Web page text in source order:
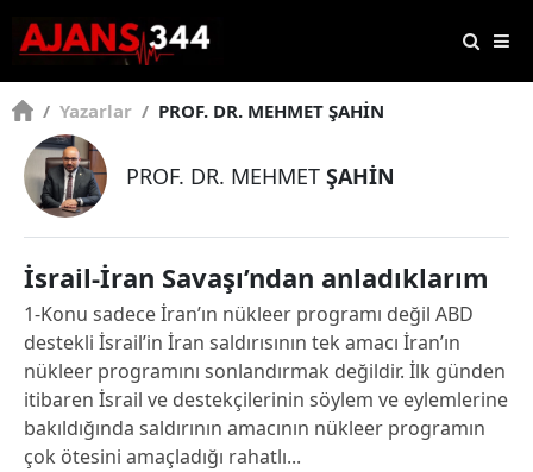
/ Yazarlar / PROF. DR. MEHMET ŞAHİN
PROF. DR. MEHMET ŞAHİN
İsrail-İran Savaşı’ndan anladıklarım
1-Konu sadece İran’ın nükleer programı değil ABD
destekli İsrail’in İran saldırısının tek amacı İran’ın
nükleer programını sonlandırmak değildir. İlk günden
itibaren İsrail ve destekçilerinin söylem ve eylemlerine
bakıldığında saldırının amacının nükleer programın
çok ötesini amaçladığı rahatlı...